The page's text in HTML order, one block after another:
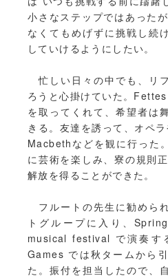
小さなステップではあった
なくてもめげずに挑戦し続
していけるようにしたい。
忙しい日々の中でも、リ
ろうと心掛けていた。
を取ってくれて、希望者は
きる。友達を誘って、オペ
Macbethなどを観に行った
に芸術を楽しみ、寮の規則
解放を得ることができた。
フルートの先生に勧めら
トグループに入り、
musical festival で演奏す
Games では秋タームから
た。振付を担当したので、